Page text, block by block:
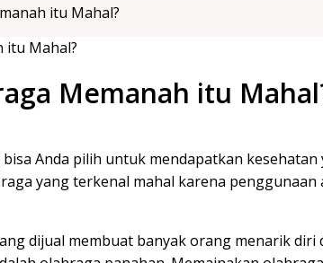
itu Mahal?
Memanah itu
Anda pilih untuk mendapatkan
yang terkenal mahal karena penggunaan
dijual membuat banyak orang menarik diri